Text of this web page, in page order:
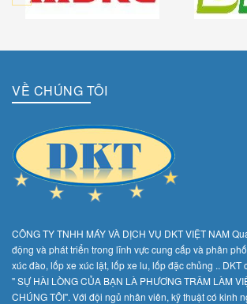
VỀ CHÚNG TÔI
CÔNG TY TNHH MÁY VÀ DỊCH VỤ DKT VIỆT NAM
động và phát triển trong lĩnh vực cung cấp và phân
xúc đào, lốp xe xúc lật, lốp xe lu, lốp đặc chủng ..
" SỰ HÀI LÒNG CỦA BẠN LÀ PHƯƠNG TRÂM LÀM
CHÚNG TÔI". Với đội ngủ nhân viên, kỹ thuật có kinh